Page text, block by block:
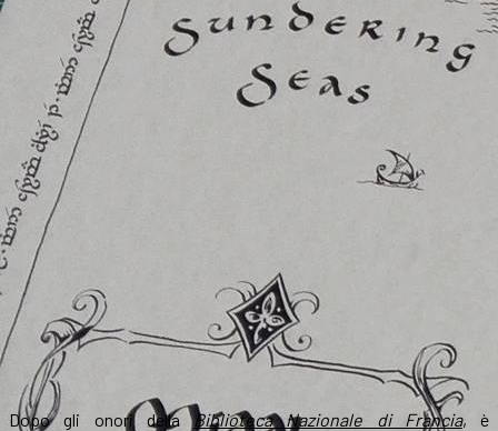
Dopo gli onori dellaBiblioteca Nazionale di Francia, è